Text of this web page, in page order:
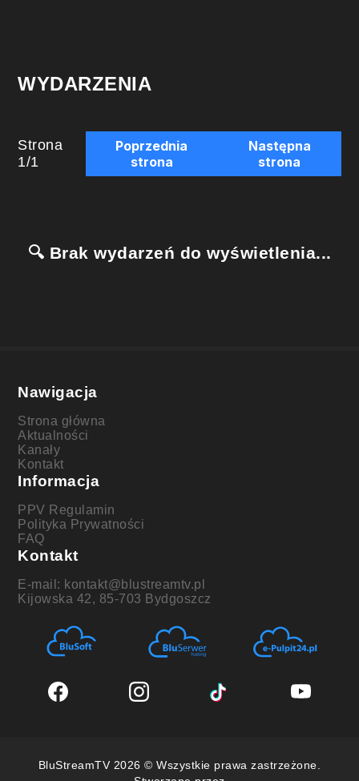
WYDARZENIA
Strona
1/1
Poprzednia
strona
Następna
strona
🔍 Brak wydarzeń do wyświetlenia...
Nawigacja
Strona główna
Aktualności
Kanały
Kontakt
Informacja
PPV Regulamin
Polityka Prywatności
FAQ
Kontakt
E-mail: kontakt@blustreamtv.pl
Kijowska 42, 85-703 Bydgoszcz
BluStreamTV 2026 © Wszystkie prawa zastrzeżone.